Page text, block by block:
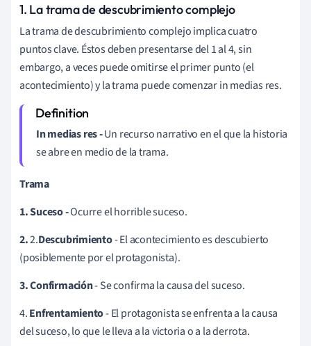
1. La trama de descubrimiento complejo
La trama de descubrimiento complejo implica cuatro
puntos clave. Éstos deben presentarse del 1 al 4, sin
embargo, a veces puede omitirse el primer punto (el
acontecimiento) y la trama puede comenzar in medias res.
In medias res -Un recurso narrativo en el que la historia
se abre en medio de la trama.
Trama
1. Suceso -Ocurre el horrible suceso.
2.2.Descubrimiento- El acontecimiento es descubierto
(posiblemente por el protagonista).
3. Confirmación- Se confirma la causa del suceso.
4.Enfrentamiento- El protagonista se enfrenta a la causa
del suceso, lo que le lleva a la victoria o a la derrota.